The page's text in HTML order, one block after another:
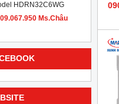
HDRN32C6WG
Ms.Châu